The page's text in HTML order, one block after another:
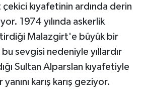
kıyafetinin ardında derin
1974 yılında askerlik
Malazgirt'e büyük bir
sevgisi nedeniyle yıllardır
Sultan Alparslan kıyafetiyle
karış karış geziyor.